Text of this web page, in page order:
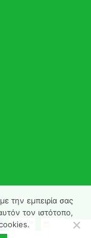
BY -Arkotech.
την εμπειρία σας
τον ιστότοπο,